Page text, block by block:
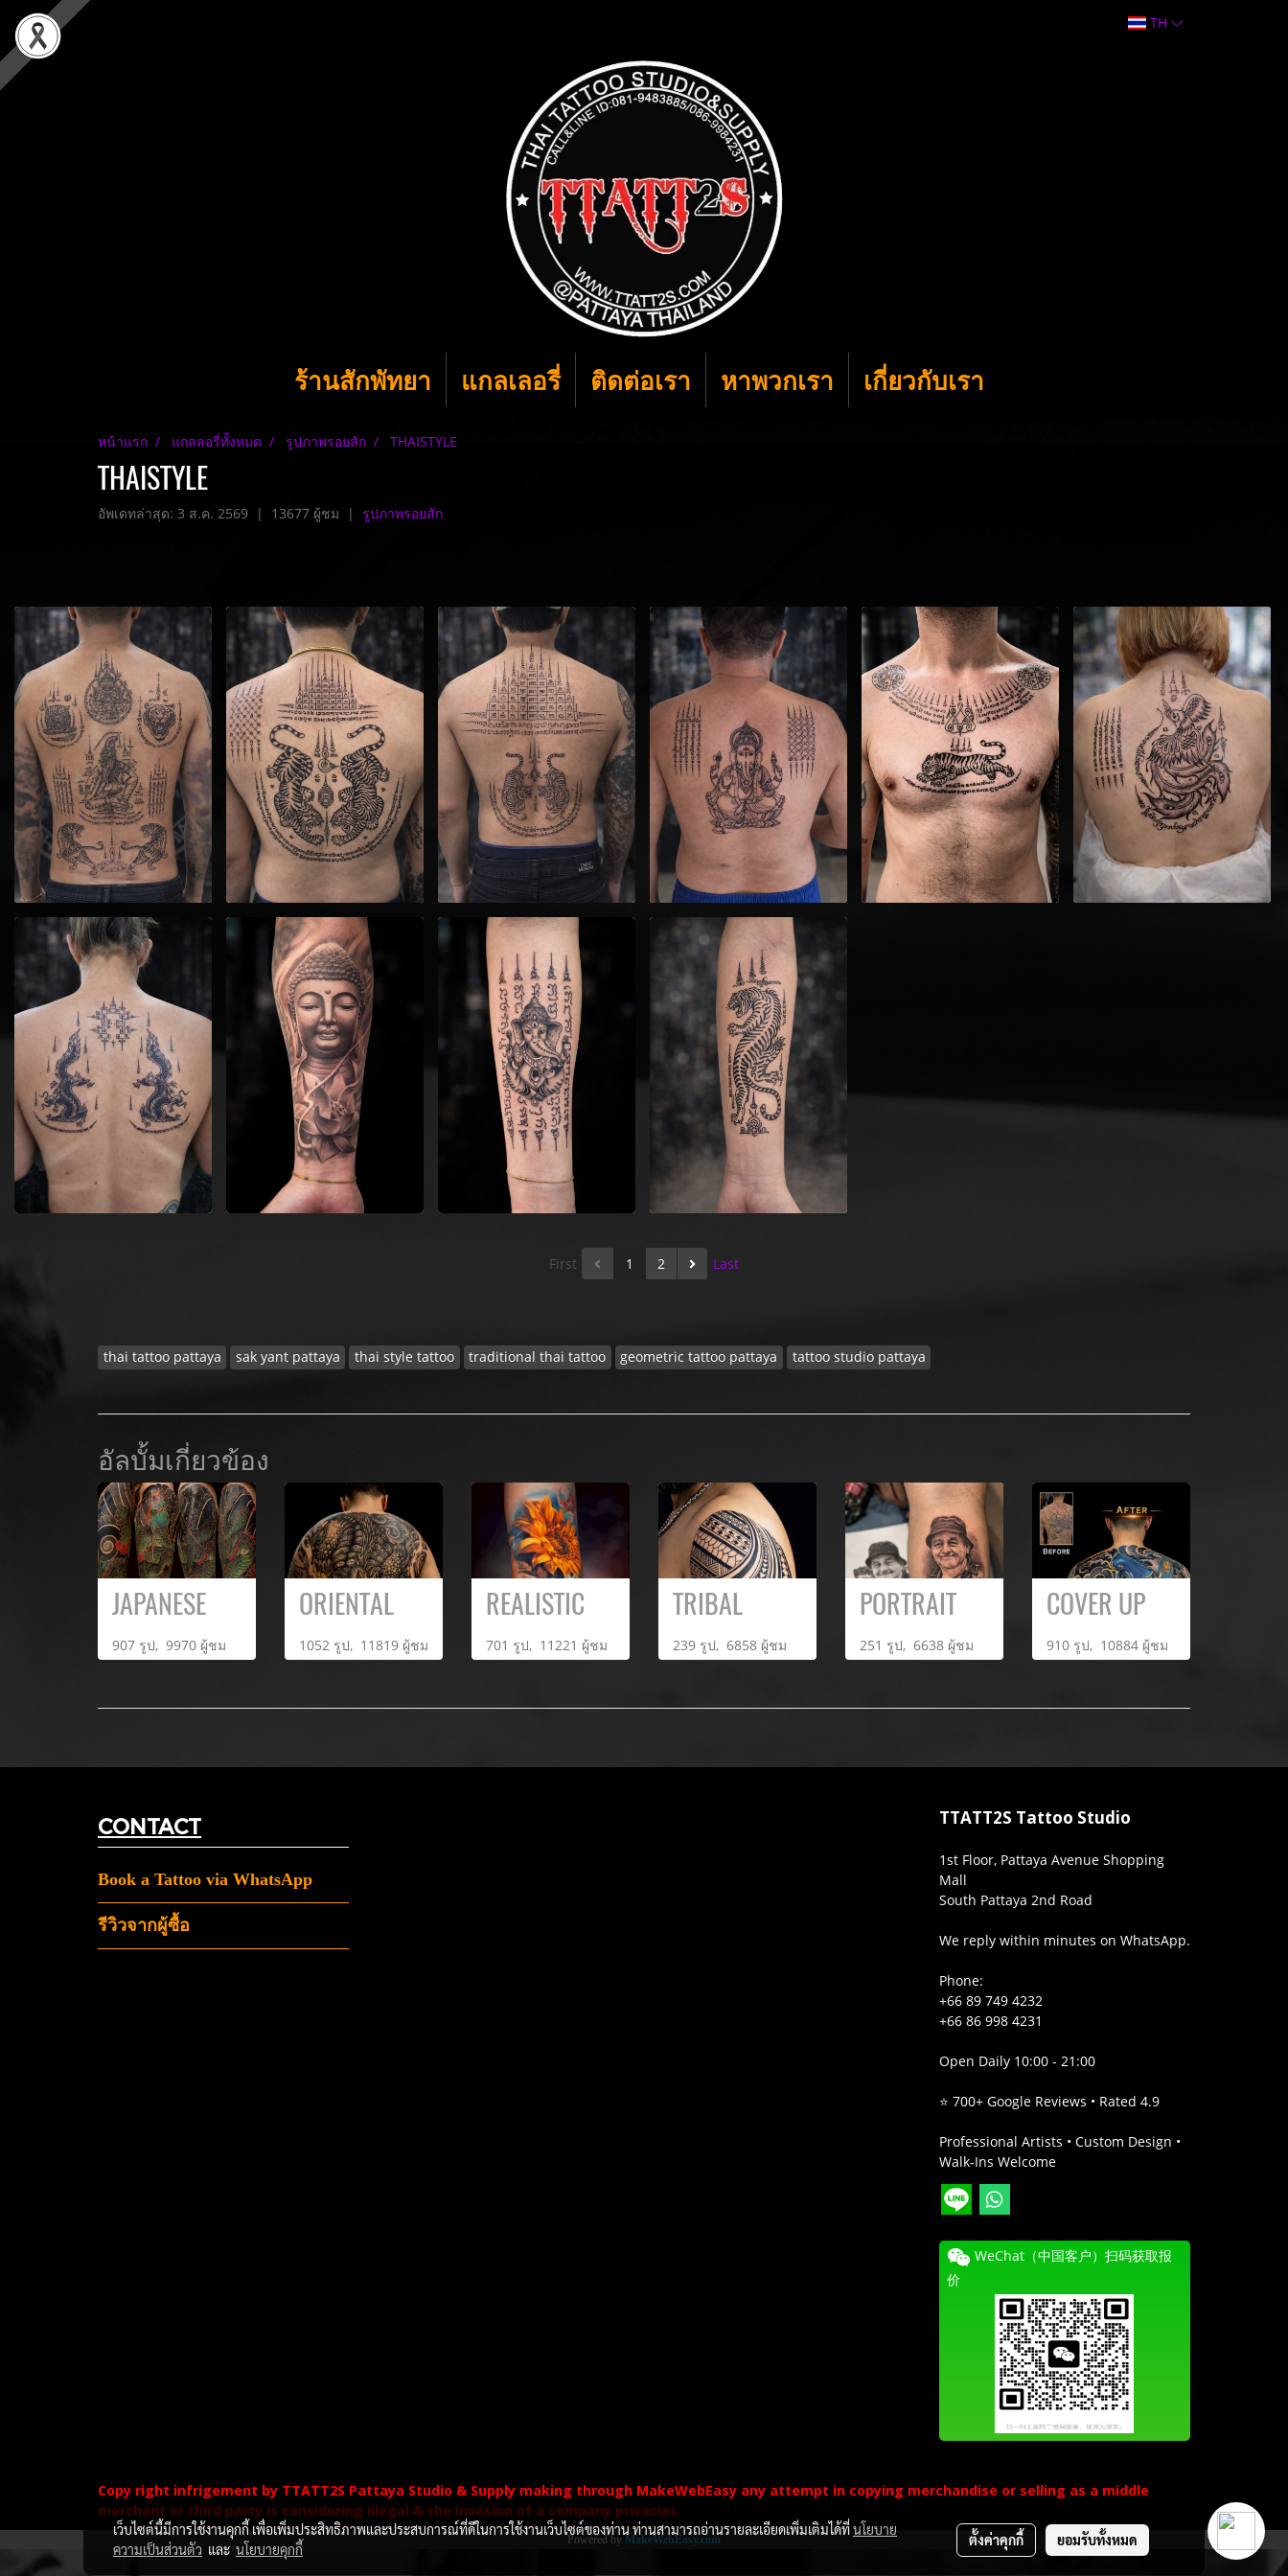
TH
ร้านสักพัทยา แกลเลอรี่ ติดต่อเรา หาพวกเรา เกี่ยวกับเรา
หน้าแรก แกลลอรี่ทั้งหมด รูปภาพรอยสัก THAISTYLE
THAISTYLE
อัพเดทล่าสุด: 3 ส.ค. 2569 | 13677 ผู้ชม | รูปภาพรอยสัก
First 1 2 Last
thai tattoo pattaya sak yant pattaya thai style tattoo traditional thai tattoo geometric tattoo pattaya tattoo studio pattaya
อัลบั้มเกี่ยวข้อง
JAPANESE
907 รูป, 9970 ผู้ชม
ORIENTAL
1052 รูป, 11819 ผู้ชม
REALISTIC
701 รูป, 11221 ผู้ชม
TRIBAL
239 รูป, 6858 ผู้ชม
PORTRAIT
251 รูป, 6638 ผู้ชม
COVER UP
910 รูป, 10884 ผู้ชม
CONTACT
Book a Tattoo via WhatsApp
รีวิวจากผู้ซื้อ
TTATT2S Tattoo Studio
1st Floor, Pattaya Avenue Shopping
Mall
South Pattaya 2nd Road
We reply within minutes on WhatsApp.
Phone:
+66 89 749 4232
+66 86 998 4231
Open Daily 10:00 - 21:00
⭐ 700+ Google Reviews • Rated 4.9
Professional Artists • Custom Design •
Walk-Ins Welcome
WeChat（中国客户）扫码获取报
价
Copy right infrigement by TTATT2S Pattaya Studio & Supply making through MakeWebEasy any attempt in copying merchandise or selling as a middle
merchant or third party is considering illegal & the invasion of a company privacies.
Powered by MakeWebEasy.com
เว็บไซต์นี้มีการใช้งานคุกกี้ เพื่อเพิ่มประสิทธิภาพและประสบการณ์ที่ดีในการใช้งานเว็บไซต์ของท่าน ท่านสามารถอ่านรายละเอียดเพิ่มเติมได้ที่นโยบาย
ความเป็นส่วนตัว และ นโยบายคุกกี้
ตั้งค่าคุกกี้ ยอมรับทั้งหมด